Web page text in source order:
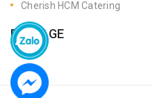
Cherish HCM Catering
FANPAGE